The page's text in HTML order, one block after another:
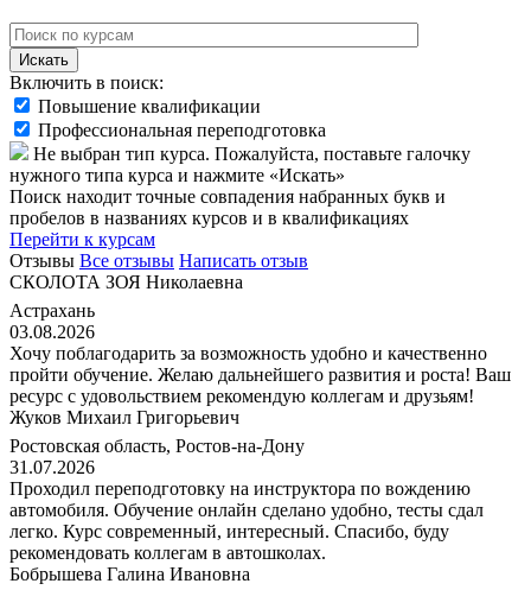
Искать
Включить в поиск:
Повышение квалификации
Профессиональная переподготовка
Не выбран тип курса. Пожалуйста, поставьте галочку
нужного типа курса и нажмите «Искать»
Поиск находит точные совпадения набранных букв и
пробелов в названиях курсов и в квалификациях
Перейти к курсам
Отзывы Все отзывы Написать отзыв
СКОЛОТА ЗОЯ Николаевна
Астрахань
03.08.2026
Хочу поблагодарить за возможность удобно и качественно
пройти обучение. Желаю дальнейшего развития и роста! Ваш
ресурс с удовольствием рекомендую коллегам и друзьям!
Жуков Михаил Григорьевич
Ростовская область, Ростов-на-Дону
31.07.2026
Проходил переподготовку на инструктора по вождению
автомобиля. Обучение онлайн сделано удобно, тесты сдал
легко. Курс современный, интересный. Спасибо, буду
рекомендовать коллегам в автошколах.
Бобрышева Галина Ивановна